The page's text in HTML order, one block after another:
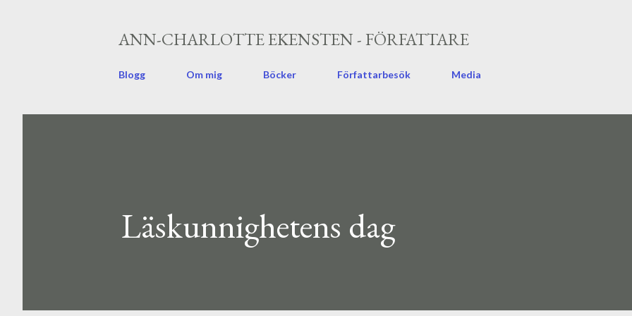
ANN-CHARLOTTE EKENSTEN - FÖRFATTARE
Blogg Om mig Böcker Författarbesök Media
Läskunnighetens dag